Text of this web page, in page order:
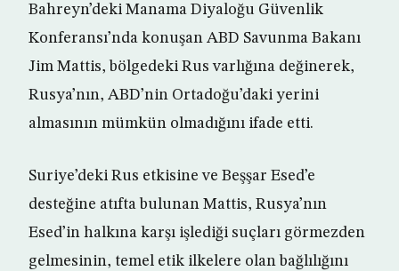
Bahreyn’deki Manama Diyaloğu Güvenlik
Konferansı’nda konuşan ABD Savunma Bakanı
Jim Mattis, bölgedeki Rus varlığına değinerek,
Rusya’nın, ABD’nin Ortadoğu’daki yerini
almasının mümkün olmadığını ifade etti.
Suriye’deki Rus etkisine ve Beşşar Esed’e
desteğine atıfta bulunan Mattis, Rusya’nın
Esed’in halkına karşı işlediği suçları görmezden
gelmesinin, temel etik ilkelere olan bağlılığını